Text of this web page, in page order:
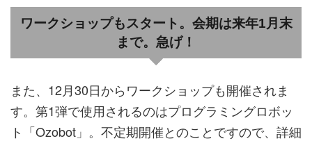
ワークショップもスタート。会期は来年1月末
まで。急げ！
また、12月30日からワークショップも開催されま
す。第1弾で使用されるのはプログラミングロボッ
ト「Ozobot」。不定期開催とのことですので、詳細